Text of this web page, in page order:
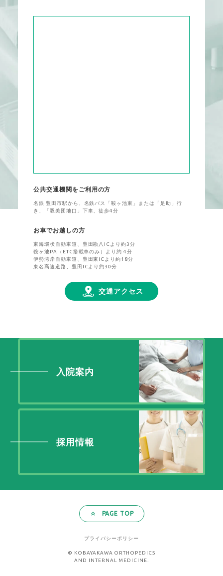
公共交通機関をご利用の方
名鉄 豊田市駅から、名鉄バス「鞍ヶ池東」または「足助」行
き、「双美団地口」下車、徒歩4分
お車でお越しの方
東海環状自動車道、豊田勘八ICより約3分
鞍ヶ池PA（ETC搭載車のみ）より約 4分
伊勢湾岸自動車道、豊田東ICより約18分
東名高速道路、豊田ICより約30分
交通アクセス
入院案内
採用情報
PAGE TOP
プライバシーポリシー
© KOBAYAKAWA ORTHOPEDICS
AND INTERNAL MEDICINE.